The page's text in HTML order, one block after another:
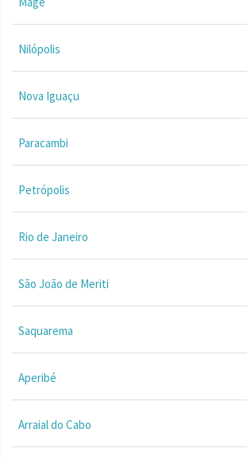
Nilópolis
Nova Iguaçu
Paracambi
Petrópolis
Rio de Janeiro
São João de Meriti
Saquarema
Aperibé
Arraial do Cabo